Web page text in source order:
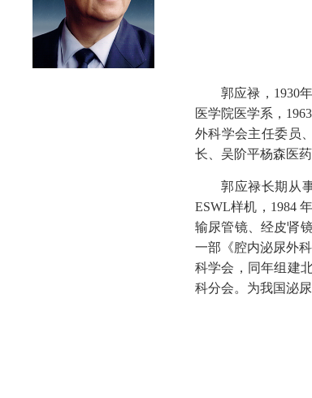
郭应禄，1930
医学院医学系，
外科学会主任委员
长、吴阶平杨森医
郭应禄长期从
ESWL样机，1984
输尿管镜、经皮肾
一部《腔内泌尿外
科学会，同年组建
科分会。为我国泌